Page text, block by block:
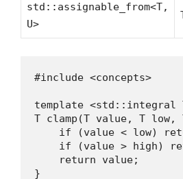
std::assignable_from<T,
U>
#include <concepts>
template <std::integral
T clamp(T value, T
if (value < low)
if (value > high)
    return value;
}